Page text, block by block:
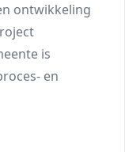
ontwikkeling
is
en